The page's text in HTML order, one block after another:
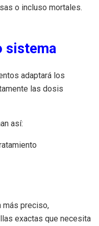
o incluso mortales.
sistema
adaptará los
las dosis
así:
más preciso,
exactas que necesita